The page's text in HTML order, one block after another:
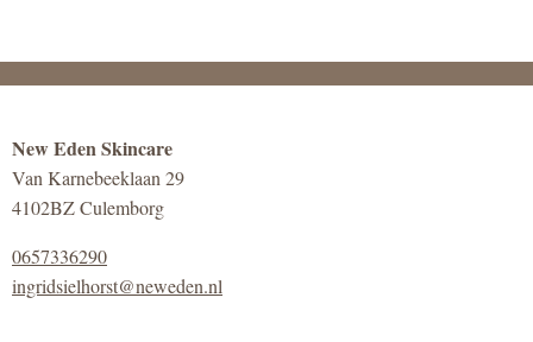
New Eden Skincare
Van Karnebeeklaan 29
4102BZ Culemborg
0657336290
ingridsielhorst@neweden.nl